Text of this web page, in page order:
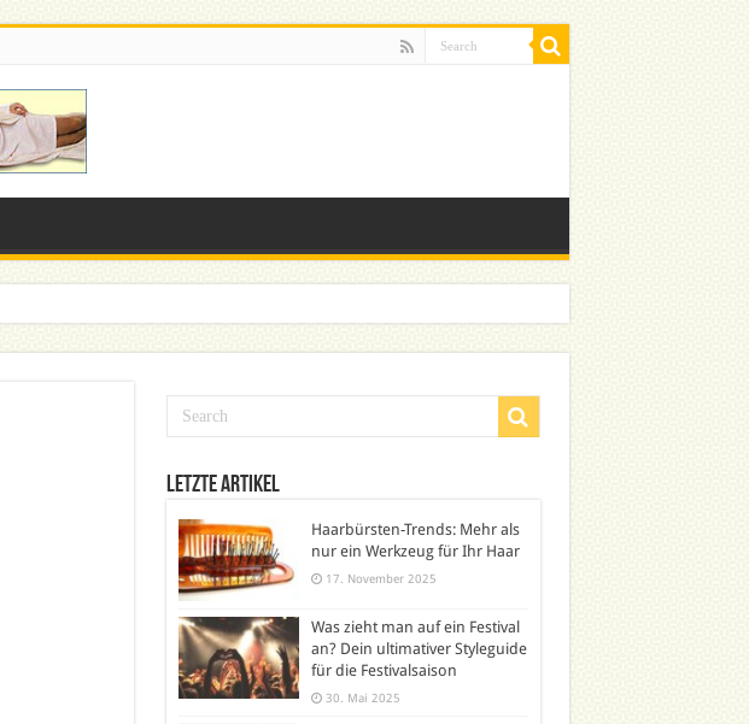
Letzte Artikel
Haarbürsten-Trends: Mehr als
nur ein Werkzeug für Ihr Haar
17. November 2025
Was zieht man auf ein Festival
an? Dein ultimativer Styleguide
für die Festivalsaison
30. Mai 2025